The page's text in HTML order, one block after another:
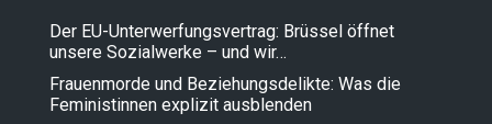
Der EU-Unterwerfungsvertrag: Brüssel öffnet
unsere Sozialwerke – und wir…
Frauenmorde und Beziehungsdelikte: Was die
Feministinnen explizit ausblenden